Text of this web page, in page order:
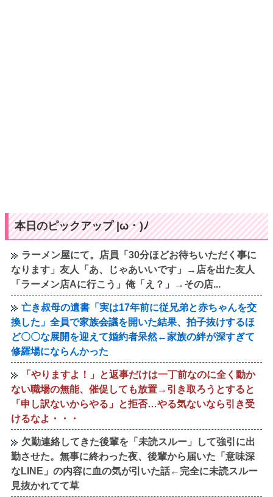
本日のピックアップ |ω・)ﾉ
ラーメン屋にて。店員「30分ほどお待ちいただく事に
なります」友人「あ、じゃあいいです」→店を出た友人
「ラーメン店Aに行こう」俺「え？」→その店...
亡き叔母の遺書「実は17年前に従兄弟と赤ちゃんを交
換した」全員で家族会議を開いた結果、拍子抜けするほ
ど〇〇な展開を迎えて婚約者呆然←家族の絆が深すぎて
修羅場にならんかった
「やりますよ！」と返事だけは一丁前なのに全く動か
ない職場の無能、催促しても放置→引き取ろうとすると
「申し訳ないからやる」と拒否…やる気ないなら引き受
けるなよ・・・
欠勤連絡してきた後輩を「未読スルー」して強引に出
勤させた。無事に終わった夜、後輩から届いた「意味深
なLINE」の内容に血の気が引いた話←完全に未読スルー
見抜かれてて草